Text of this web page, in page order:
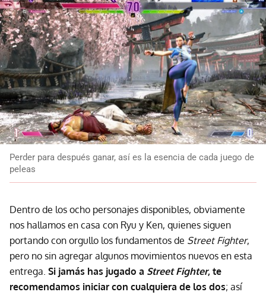
Perder para después ganar, así es la esencia de cada juego de
peleas
Dentro de los ocho personajes disponibles, obviamente
nos hallamos en casa con Ryu y Ken, quienes siguen
portando con orgullo los fundamentos de Street Fighter,
pero no sin agregar algunos movimientos nuevos en esta
entrega. Si jamás has jugado a Street Fighter, te
recomendamos iniciar con cualquiera de los dos; así